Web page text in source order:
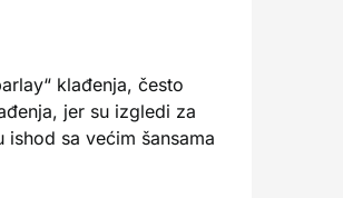
klađenja, često
jer su izgledi za
sa većim šansama